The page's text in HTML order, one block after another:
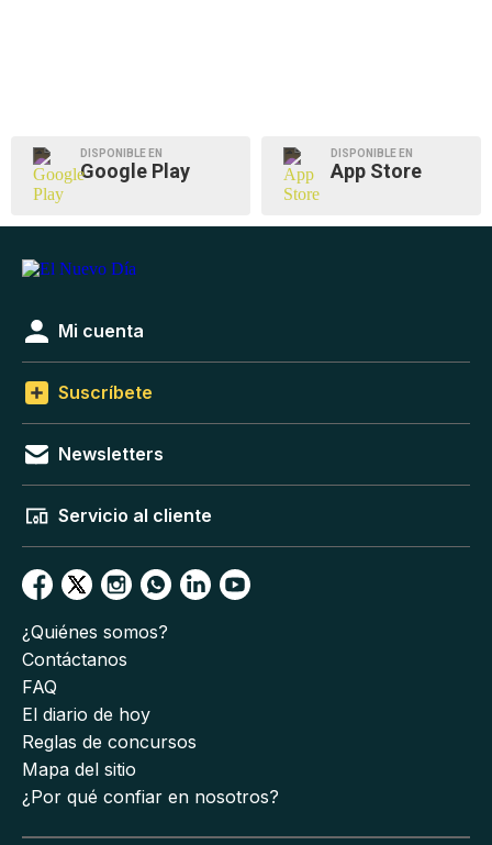
DISPONIBLE EN
Google Play
DISPONIBLE EN
App Store
Mi cuenta
Suscríbete
Newsletters
Servicio al cliente
¿Quiénes somos?
Contáctanos
FAQ
El diario de hoy
Reglas de concursos
Mapa del sitio
¿Por qué confiar en nosotros?